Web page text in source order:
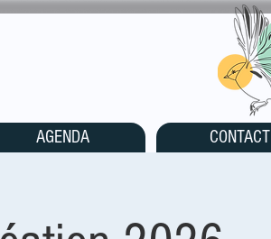
AGENDA CONTACT